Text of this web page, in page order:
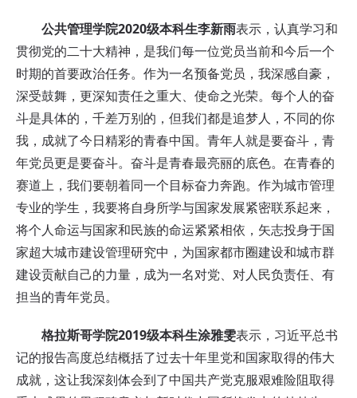
公共管理学院2020级本科生李新雨表示，认真学习和
贯彻党的二十大精神，是我们每一位党员当前和今后一个
时期的首要政治任务。作为一名预备党员，我深感自豪，
深受鼓舞，更深知责任之重大、使命之光荣。每个人的奋
斗是具体的，千差万别的，但我们都是追梦人，不同的你
我，成就了今日精彩的青春中国。青年人就是要奋斗，青
年党员更是要奋斗。奋斗是青春最亮丽的底色。在青春的
赛道上，我们要朝着同一个目标奋力奔跑。作为城市管理
专业的学生，我要将自身所学与国家发展紧密联系起来，
将个人命运与国家和民族的命运紧紧相依，矢志投身于国
家超大城市建设管理研究中，为国家都市圈建设和城市群
建设贡献自己的力量，成为一名对党、对人民负责任、有
担当的青年党员。
格拉斯哥学院2019级本科生涂雅雯表示，习近平总书
记的报告高度总结概括了过去十年里党和国家取得的伟大
成就，这让我深刻体会到了中国共产党克服艰难险阻取得